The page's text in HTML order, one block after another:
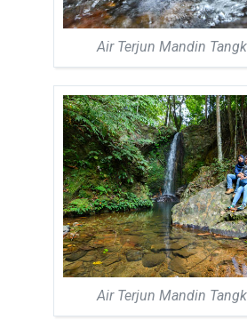
Air Terjun Mandin
Air Terjun Mandin